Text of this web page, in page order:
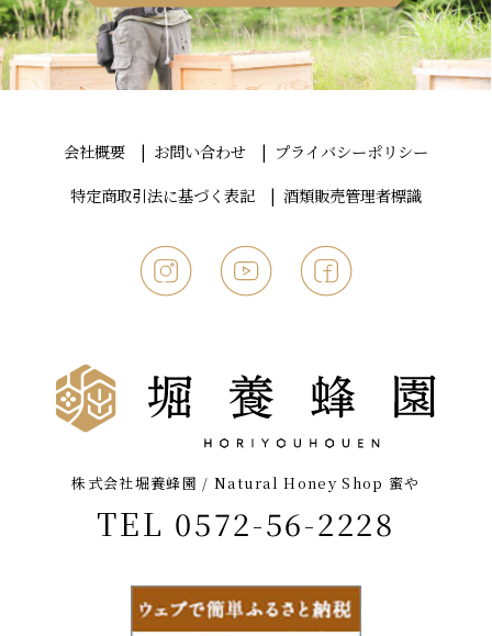
会社概要 お問い合わせ
プライバシーポリシー
特定商取引法に基づく表記
酒類販売管理者標識
株式会社堀養蜂園 / Natural Honey Shop 蜜や
TEL 0572-56-2228